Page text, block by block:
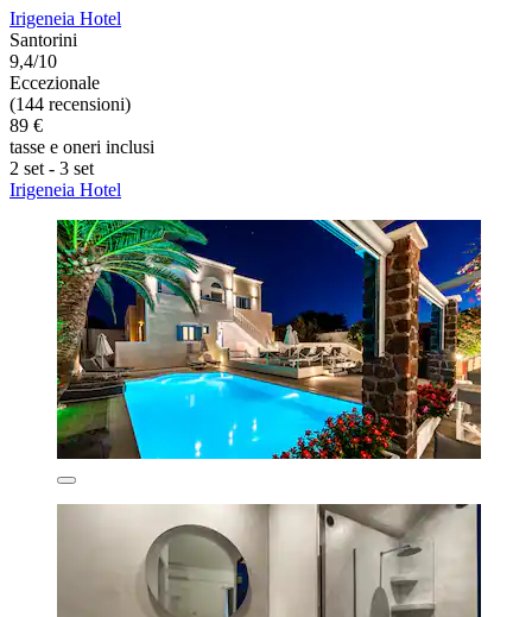
Irigeneia Hotel
Santorini
9,4/10
Eccezionale
(144 recensioni)
89 €
tasse e oneri inclusi
2 set - 3 set
Irigeneia Hotel